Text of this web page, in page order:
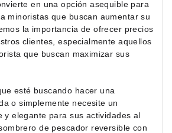
en una opción asequible para
minoristas que buscan aumentar su
la importancia de ofrecer precios
clientes, especialmente aquellos
que buscan maximizar sus
esté buscando hacer una
o simplemente necesite un
y elegante para sus actividades al
de pescador reversible con